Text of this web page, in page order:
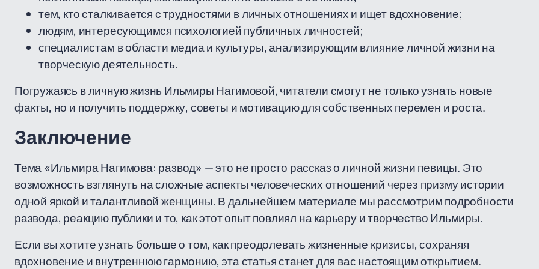
тем, кто сталкивается с трудностями в личных отношениях и ищет вдохновение;
людям, интересующимся психологией публичных личностей;
специалистам в области медиа и культуры, анализирующим влияние личной жизни на
творческую деятельность.
Погружаясь в личную жизнь Ильмиры Нагимовой, читатели смогут не только узнать новые
факты, но и получить поддержку, советы и мотивацию для собственных перемен и роста.
Заключение
Тема «Ильмира Нагимова: развод» — это не просто рассказ о личной жизни певицы. Это
возможность взглянуть на сложные аспекты человеческих отношений через призму истории
одной яркой и талантливой женщины. В дальнейшем материале мы рассмотрим подробности
развода, реакцию публики и то, как этот опыт повлиял на карьеру и творчество Ильмиры.
Если вы хотите узнать больше о том, как преодолевать жизненные кризисы, сохраняя
вдохновение и внутреннюю гармонию, эта статья станет для вас настоящим открытием.